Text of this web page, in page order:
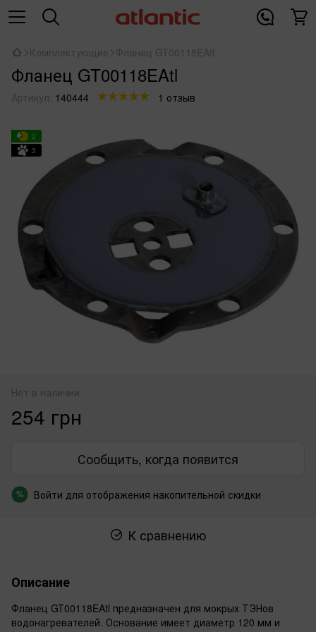
Комплектующие Фланец GT00118EAtl
Фланец GT00118EAtl
Артикул: 140444 1 отзыв
2
3
Нет в наличии
254 грн
Сообщить, когда появится
% Войти для отображения накопительной скидки
К сравнению
Описание
Фланец GT00118EAtl предназначен для мокрых ТЭНов
водонагревателей. Основание имеет диаметр 120 мм и